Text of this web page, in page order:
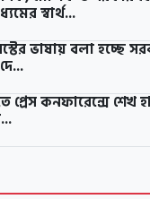
স্বার্থ...
ভাষায় বলা হচ্ছে
প্রেস কনফারেন্সে শেখ